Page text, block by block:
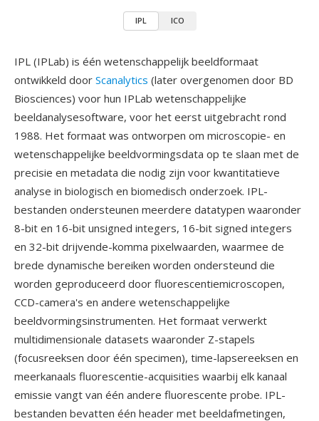
IPL ICO
IPL (IPLab) is één wetenschappelijk beeldformaat
ontwikkeld door Scanalytics (later overgenomen door BD
Biosciences) voor hun IPLab wetenschappelijke
beeldanalysesoftware, voor het eerst uitgebracht rond
1988. Het formaat was ontworpen om microscopie- en
wetenschappelijke beeldvormingsdata op te slaan met de
precisie en metadata die nodig zijn voor kwantitatieve
analyse in biologisch en biomedisch onderzoek. IPL-
bestanden ondersteunen meerdere datatypen waaronder
8-bit en 16-bit unsigned integers, 16-bit signed integers
en 32-bit drijvende-komma pixelwaarden, waarmee de
brede dynamische bereiken worden ondersteund die
worden geproduceerd door fluorescentiemicroscopen,
CCD-camera's en andere wetenschappelijke
beeldvormingsinstrumenten. Het formaat verwerkt
multidimensionale datasets waaronder Z-stapels
(focusreeksen door één specimen), time-lapsereeksen en
meerkanaals fluorescentie-acquisities waarbij elk kanaal
emissie vangt van één andere fluorescente probe. IPL-
bestanden bevatten één header met beeldafmetingen,